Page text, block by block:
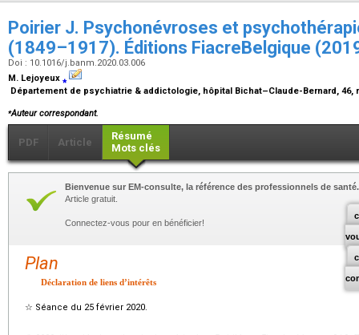
Poirier J. Psychonévroses et
(1849–1917). Éditions FiacreBelgique
Doi : 10.1016/j.banm.2020.03.006
M. Lejoyeux ⁎
Département de psychiatrie & addictologie, hôpital Bichat–Claude-Bernard, 46,
⁎Auteur correspondant.
PDF Article
Résumé
Mots clés
Bienvenue sur EM-consulte, la référence des professionnels de santé.
Article gratuit.
Connectez-vous pour en bénéficier!
Plan
Déclaration de liens d’intérêts
☆ Séance du 25 février 2020.